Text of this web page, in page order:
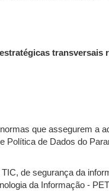
transversais
que assegurem
Política de Dados do
de segurança da
da Informação -